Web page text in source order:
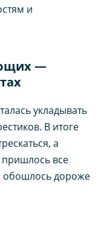
и
—
укладывать
В итоге
а
пришлось все
обошлось дороже